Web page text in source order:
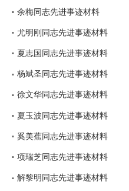
余梅同志先进事迹材料
尤明刚同志先进事迹材料
夏志国同志先进事迹材料
杨斌圣同志先进事迹材料
徐文华同志先进事迹材料
夏玉波同志先进事迹材料
奚美蕉同志先进事迹材料
项瑞芝同志先进事迹材料
解黎明同志先进事迹材料